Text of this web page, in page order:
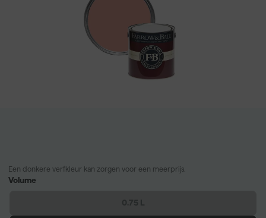
Een donkere verfkleur kan zorgen voor een meerprijs.
Volume